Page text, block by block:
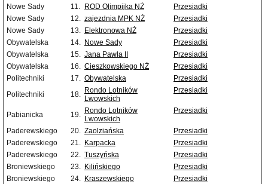
Nowe Sady
11. ROD Olimpijka NŻ
Przesiadki
Nowe Sady
12. zajezdnia MPK NŻ
Przesiadki
Nowe Sady
13. Elektronowa NŻ
Przesiadki
Obywatelska
14. Nowe Sady
Przesiadki
Obywatelska
15. Jana Pawła II
Przesiadki
Obywatelska
16. Cieszkowskiego NŻ
Przesiadki
Politechniki
17. Obywatelska
Przesiadki
Politechniki
18. Rondo Lotników
Lwowskich
Przesiadki
Pabianicka 19. Rondo Lotników
Lwowskich
Przesiadki
Paderewskiego 20. Zaolziańska
Przesiadki
Paderewskiego
21. Karpacka
Przesiadki
Paderewskiego
22. Tuszyńska
Przesiadki
Broniewskiego
23. Kilińskiego
Przesiadki
Broniewskiego
24. Kraszewskiego
Przesiadki